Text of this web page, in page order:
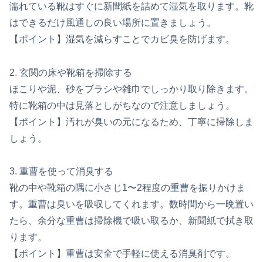
濡れている靴はすぐに新聞紙を詰めて湿気を取ります。靴
はできるだけ風通しの良い場所に置きましょう。
【ポイント】湿気を減らすことでカビ臭を防げます。
2. 玄関の床や靴箱を掃除する
ほこりや泥、砂をブラシや雑巾でしっかり取り除きます。
特に靴箱の中は見落としがちなので注意しましょう。
【ポイント】汚れが臭いの元になるため、丁寧に掃除しま
しょう。
3. 重曹を使って消臭する
靴の中や靴箱の隅に小さじ1〜2程度の重曹を振りかけま
す。重曹は臭いを吸収してくれます。数時間から一晩置い
たら、余分な重曹は掃除機で吸い取るか、新聞紙で拭き取
ります。
【ポイント】重曹は安全で手軽に使える消臭剤です。